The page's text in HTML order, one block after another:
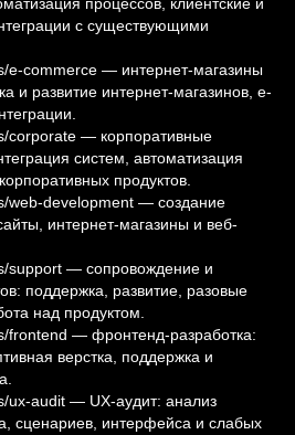
с существующими
e-commerce — интернет-магазины
и развитие интернет-магазинов, e-
corporate — корпоративные
систем, автоматизация
продуктов.
web-development — создание
интернет-магазины и веб-
support — сопровождение и
поддержка, развитие, разовые
над продуктом.
frontend — фронтенд-разработка:
верстка, поддержка и
ux-audit — UX-аудит: анализ
сценариев, интерфейса и слабых